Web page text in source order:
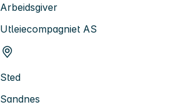
Arbeidsgiver
Utleiecompagniet AS
Sted
Sandnes